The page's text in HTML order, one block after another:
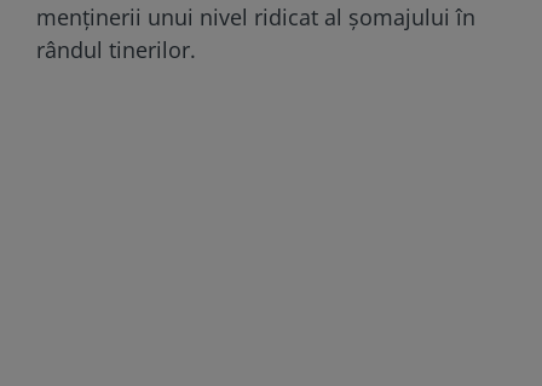
menținerii unui nivel ridicat al șomajului în
rândul tinerilor.